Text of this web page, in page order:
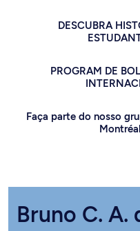
DESCUBRA
PROGRAM DE
Faça parte do nosso
Bruno C. A.